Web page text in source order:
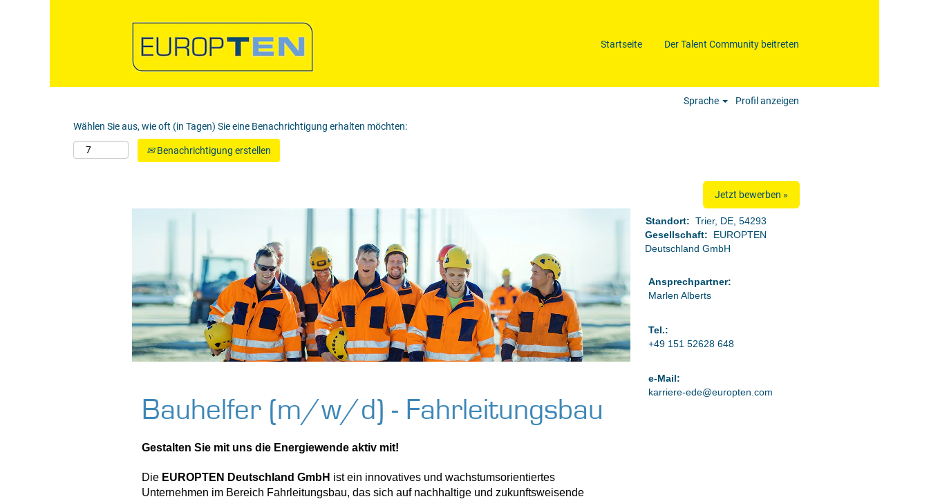
Startseite Der Talent Community beitreten
Sprache Profil anzeigen
Nach Stichwort suchen
Mehr Optionen anzeigen
Wählen Sie aus, wie oft (in Tagen) Sie eine Benachrichtigung erhalten möchten:
Benachrichtigung erstellen
Jetzt bewerben »
Bauhelfer (m/w/d) - Fahrleitungsbau
Gestalten Sie mit uns die Energiewende aktiv mit!
Die EUROPTEN Deutschland GmbH ist ein innovatives und wachstumsorientiertes
Unternehmen im Bereich Fahrleitungsbau, das sich auf nachhaltige und zukunftsweisende
Standort: Trier, DE, 54293
Gesellschaft: EUROPTEN
Deutschland GmbH
Ansprechpartner:
Marlen Alberts
Tel.:
+49 151 52628 648
e-Mail:
karriere-ede@europten.com